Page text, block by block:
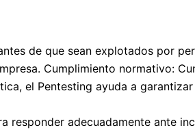
de que sean explotados por
Cumplimiento normativo:
el Pentesting ayuda a
responder adecuadamente ante